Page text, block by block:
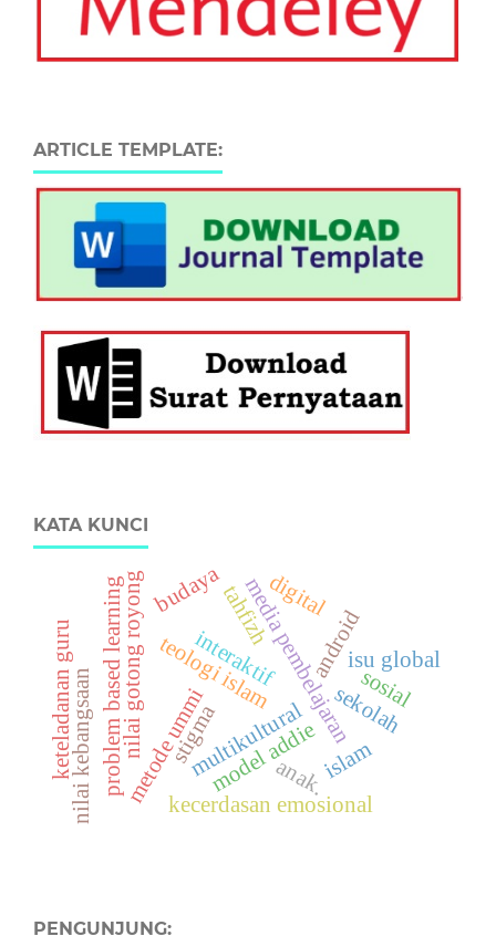
ARTICLE TEMPLATE:
KATA KUNCI
teologi islammedia pembelajaransekolah
multikultural
model addie
android
interaktif
nilai gotong royong
islam
problem based learning
kecerdasan emosional
isu global
metode ummi
nilai kebangsaan
tahfizh
stigma
budaya digital
sosial
keteladanan guru anak.
PENGUNJUNG: